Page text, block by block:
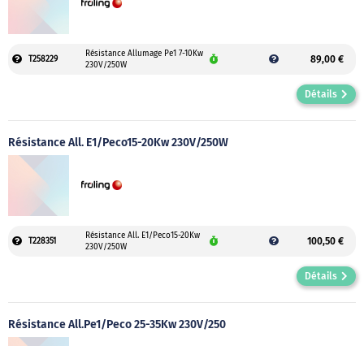
T258229
Résistance Allumage Pe1 7-10Kw
230V/250W
89,00 €
Détails
Résistance All. E1/Peco15-20Kw 230V/250W
T228351
Résistance All. E1/Peco15-20Kw
230V/250W
100,50 €
Détails
Résistance All.Pe1/Peco 25-35Kw 230V/250